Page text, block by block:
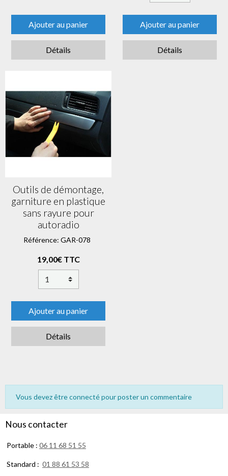
Ajouter au panier
Détails
Ajouter au panier
Détails
Outils de démontage,
garniture en plastique
sans rayure pour
autoradio
Référence: GAR-078
19,00€ TTC
Ajouter au panier
Détails
Vous devez être connecté pour poster un commentaire
Nous contacter
Portable : 06 11 68 51 55
Standard : 01 88 61 53 58